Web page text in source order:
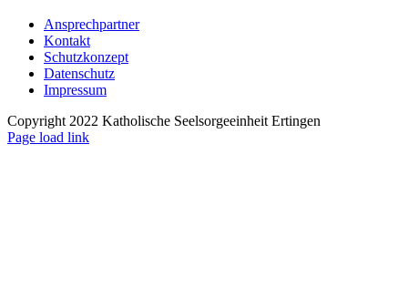
Ansprechpartner
Kontakt
Schutzkonzept
Datenschutz
Impressum
Copyright 2022 Katholische Seelsorgeeinheit Ertingen
Page load link